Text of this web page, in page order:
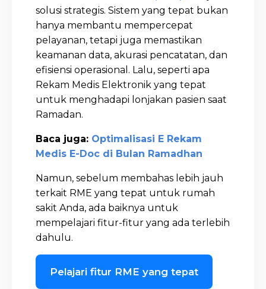
solusi strategis. Sistem yang tepat bukan
hanya membantu mempercepat
pelayanan, tetapi juga memastikan
keamanan data, akurasi pencatatan, dan
efisiensi operasional. Lalu, seperti apa
Rekam Medis Elektronik yang tepat
untuk menghadapi lonjakan pasien saat
Ramadan.
Baca juga: Optimalisasi E Rekam
Medis E-Doc di Bulan Ramadhan
Namun, sebelum membahas lebih jauh
terkait RME yang tepat untuk rumah
sakit Anda, ada baiknya untuk
mempelajari fitur-fitur yang ada terlebih
dahulu.
Pelajari fitur RME yang tepat